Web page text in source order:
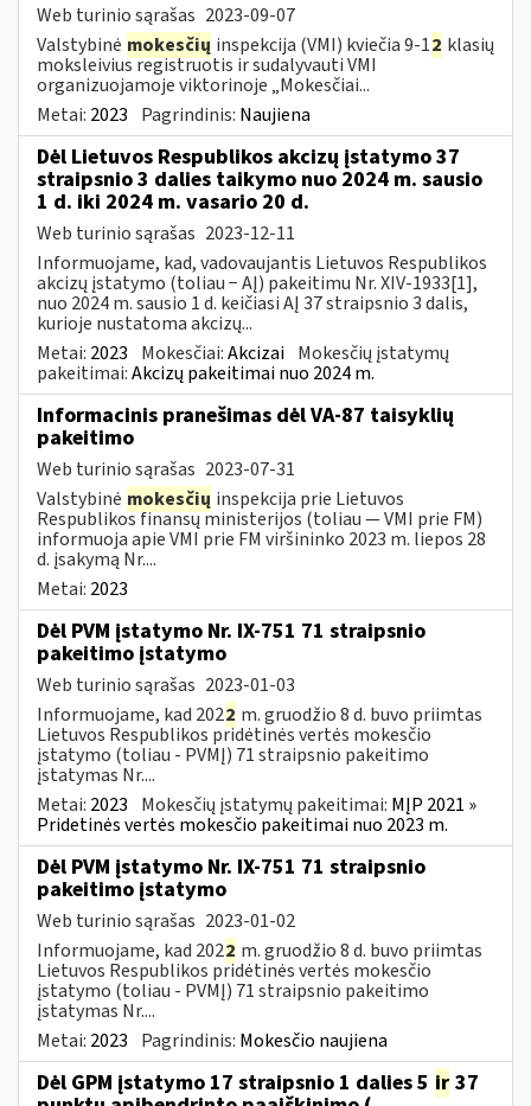
Web turinio sąrašas 2023-09-07
Valstybinė mokesčių inspekcija (VMI) kviečia 9-12 klasių
moksleivius registruotis ir sudalyvauti VMI
organizuojamoje viktorinoje „Mokesčiai...
Metai: 2023 Pagrindinis: Naujiena
Dėl Lietuvos Respublikos akcizų įstatymo 37
straipsnio 3 dalies taikymo nuo 2024 m. sausio
1 d. iki 2024 m. vasario 20 d.
Web turinio sąrašas 2023-12-11
Informuojame, kad, vadovaujantis Lietuvos Respublikos
akcizų įstatymo (toliau − AĮ) pakeitimu Nr. XIV-1933[1],
nuo 2024 m. sausio 1 d. keičiasi AĮ 37 straipsnio 3 dalis,
kurioje nustatoma akcizų...
Metai: 2023 Mokesčiai:Akcizai Mokesčių įstatymų
pakeitimai:Akcizų pakeitimai nuo 2024 m.
Informacinis pranešimas dėl VA-87 taisyklių
pakeitimo
Web turinio sąrašas 2023-07-31
Valstybinė mokesčių inspekcija prie Lietuvos
Respublikos finansų ministerijos (toliau ― VMI prie FM)
informuoja apie VMI prie FM viršininko 2023 m. liepos 28
d. įsakymą Nr....
Metai: 2023
Dėl PVM įstatymo Nr. IX-751 71 straipsnio
pakeitimo įstatymo
Web turinio sąrašas 2023-01-03
Informuojame, kad 2022 m. gruodžio 8 d. buvo priimtas
Lietuvos Respublikos pridėtinės vertės mokesčio
įstatymo (toliau ­- PVMĮ) 71 straipsnio pakeitimo
įstatymas Nr....
Metai: 2023 Mokesčių įstatymų pakeitimai: MĮP 2021 »
Pridetinės vertės mokesčio pakeitimai nuo 2023 m.
Dėl PVM įstatymo Nr. IX-751 71 straipsnio
pakeitimo įstatymo
Web turinio sąrašas 2023-01-02
Informuojame, kad 2022 m. gruodžio 8 d. buvo priimtas
Lietuvos Respublikos pridėtinės vertės mokesčio
įstatymo (toliau ­- PVMĮ) 71 straipsnio pakeitimo
įstatymas Nr....
Metai: 2023 Pagrindinis: Mokesčio naujiena
Dėl GPM įstatymo 17 straipsnio 1 dalies 5 ir 37